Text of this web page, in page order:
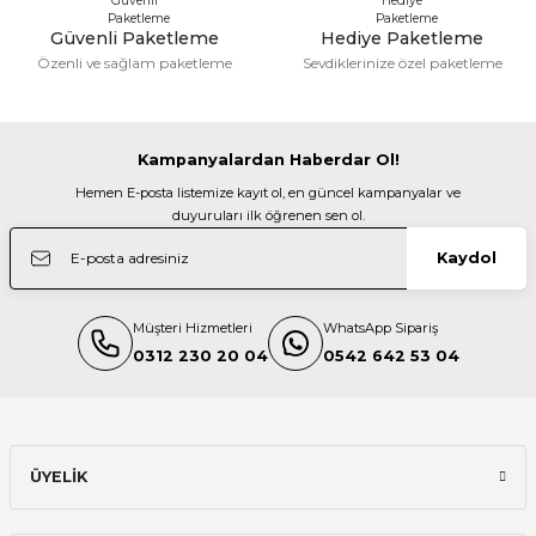
Deneyimini Paylaş
Tamron 70-200mm F/2,8 Vc Usd G2 Nikon Mount Tele Zoom Lens
Tamron 24-70mm F/2,8 Vc Usd G2 Nikon Mount Lens (A032N)
63.999,00 TL
TÜKENDİ
Tamron
Güvenli Paketleme
Özenli ve sağlam paketleme
Hediye Paketleme
Sevdiklerinize özel paketleme
Kampanyalardan Haberdar Ol!
Hemen E-posta listemize kayıt ol, en güncel kampanyalar ve
duyuruları ilk öğrenen sen ol.
Kaydol
Müşteri Hizmetleri
0312 230 20 04
WhatsApp Sipariş
0542 642 53 04
ÜYELİK